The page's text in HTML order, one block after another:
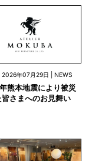
2026年07月29日 | NEWS
熊本地震により被災
皆さまへのお見舞い